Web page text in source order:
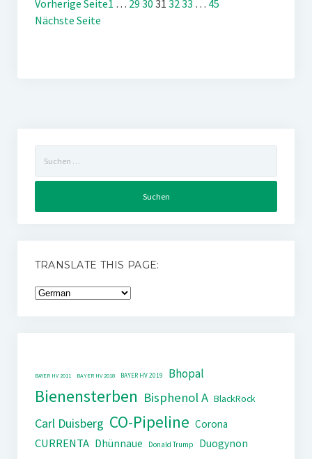
Vorherige Seite1 … 29 30 31 3233 … 45
Nächste Seite
nach:
TRANSLATE THIS PAGE:
BAYER HV 2011 BAYER HV 2018 BAYER HV 2019 Bhopal
Bienensterben Bisphenol A BlackRock
Carl Duisberg CO-Pipeline Corona
CURRENTA Dhünnaue Donald Trump
Duogynon